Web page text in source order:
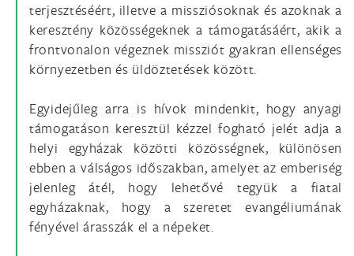
terjesztéséért, illetve a missziósoknak és azoknak a
keresztény közösségeknek a támogatásáért, akik a
frontvonalon végeznek missziót gyakran ellenséges
környezetben és üldöztetések között.
Egyidejűleg arra is hívok mindenkit, hogy anyagi
támogatáson keresztül kézzel fogható jelét adja a
helyi egyházak közötti közösségnek, különösen
ebben a válságos időszakban, amelyet az emberiség
jelenleg átél, hogy lehetővé tegyük a fiatal
egyházaknak, hogy a szeretet evangéliumának
fényével árasszák el a népeket.